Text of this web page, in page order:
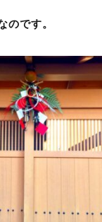
のです。